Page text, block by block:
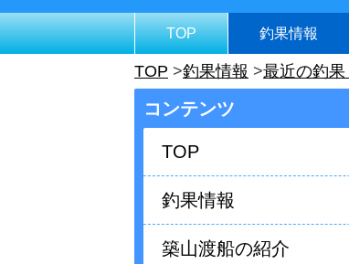
TOP 釣果情報
TOP 釣果情報 最近の釣果
コンテンツ
TOP
釣果情報
築山渡船の紹介